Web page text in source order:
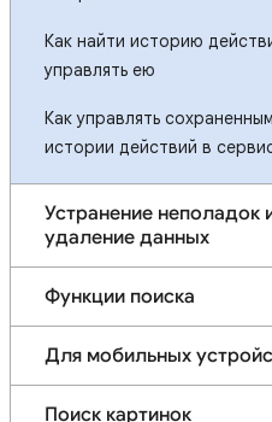
Как найти историю
управлять ею
Как управлять
истории действий в
Устранение неполадок
удаление данных
Функции поиска
Для мобильных
Поиск картинок